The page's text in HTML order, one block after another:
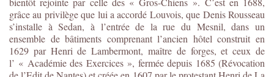
grâce au privilège que lui a accordé Louvois, que Denis Rousseau
s’installe à Sedan, à l’entrée de la rue du Mesnil, dans un
ensemble de bâtiments comprenant l’ancien hôtel construit en
1629 par Henri de Lambermont, maître de forges, et ceux de
l’ « Académie des Exercices », fermée depuis 1685 (Révocation